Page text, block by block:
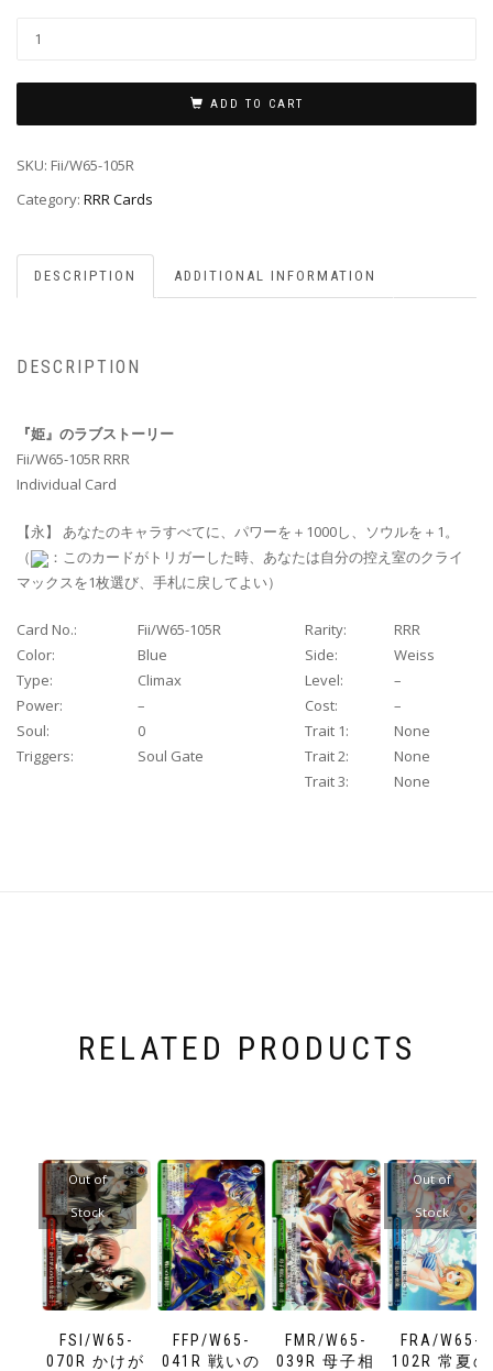
ADD TO CART
SKU: Fii/W65-105R
Category: RRR Cards
DESCRIPTION ADDITIONAL INFORMATION
DESCRIPTION
『姫』のラブストーリー
Fii/W65-105R RRR
Individual Card
【永】 あなたのキャラすべてに、パワーを＋1000し、ソウルを＋1。
（
：このカードがトリガーした時、あなたは自分の控え室のクライ
マックスを1枚選び、手札に戻してよい）
Card No.: Fii/W65-105R Rarity:
RRR
Color:
Blue Side:
Weiss
Type:
Climax Level:
–
Power:
– Cost:
–
Soul:
0 Trait 1:
None
Triggers:
Soul Gate Trait 2:
None
Trait 3:
None
RELATED PRODUCTS
FSI/W65-
070R かけが
Out of
Stock
FFP/W65-
041R 戦いの
FMR/W65-
039R 母子相
FRA/W65-
102R 常夏の
Out of
Stock